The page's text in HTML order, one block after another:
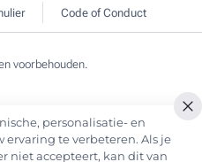
Code of Conduct
voorbehouden.
personalisatie- en
te verbeteren. Als je
niet accepteert, kan dit van